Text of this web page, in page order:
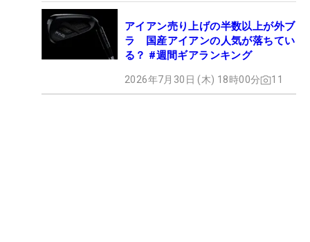
アイアン売り上げの半数以上が外ブ
ラ 国産アイアンの人気が落ちてい
る？ #週間ギアランキング
2026年7月30日 (木) 18時00分 11